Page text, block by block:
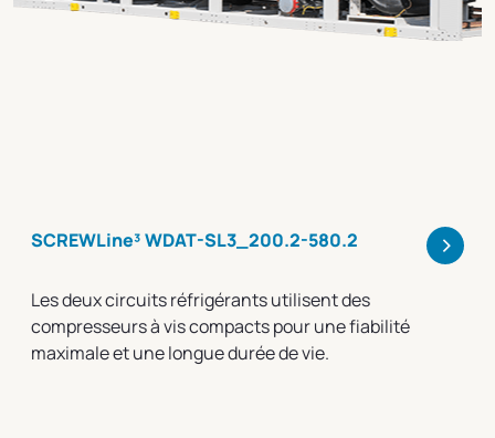
SCREWLine³ WDAT-SL3_200.2-580.2 >
Les deux circuits réfrigérants utilisent des
compresseurs à vis compacts pour une fiabilité
maximale et une longue durée de vie.